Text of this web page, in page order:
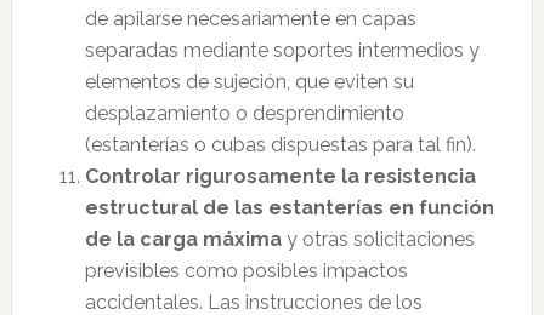
de apilarse necesariamente en capas
separadas mediante soportes intermedios y
elementos de sujeción, que eviten su
desplazamiento o desprendimiento
(estanterías o cubas dispuestas para tal fin).
Controlar rigurosamente la resistencia
estructural de las estanterías en función
de la carga máximay otras solicitaciones
previsibles como posibles impactos
accidentales. Las instrucciones de los